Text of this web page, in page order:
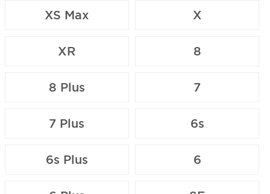
XS Max X
XR 8
8 Plus 7
7 Plus 6s
6s Plus 6